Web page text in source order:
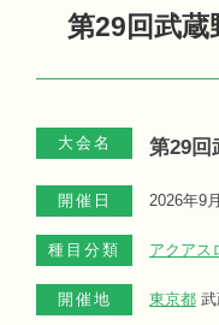
第29回武
大会名 第29回
開催日 2026年9
種目分類 アクアス
開催地 東京都